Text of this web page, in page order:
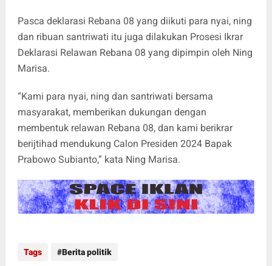
Pasca deklarasi Rebana 08 yang diikuti para nyai, ning
dan ribuan santriwati itu juga dilakukan Prosesi Ikrar
Deklarasi Relawan Rebana 08 yang dipimpin oleh Ning
Marisa.
“Kami para nyai, ning dan santriwati bersama
masyarakat, memberikan dukungan dengan
membentuk relawan Rebana 08, dan kami berikrar
berijtihad mendukung Calon Presiden 2024 Bapak
Prabowo Subianto,” kata Ning Marisa.
Tags Berita politik